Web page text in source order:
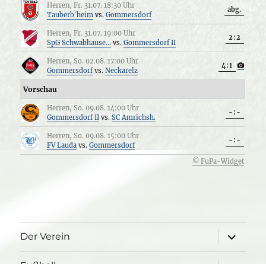
Herren, Fr. 31.07. 18:30 Uhr
Tauberb´heim vs.Gommersdorf
abg.
Herren, Fr. 31.07. 19:00 Uhr
SpG Schwabhause... vs.Gommersdorf II
2:2
Herren, So. 02.08. 17:00 Uhr
Gommersdorfvs.Neckarelz
4:1
Vorschau
Herren, So. 09.08. 14:00 Uhr
Gommersdorf II vs.SC Amrichsh.
-:-
Herren, So. 09.08. 15:00 Uhr
FV Lauda vs.Gommersdorf
-:-
© FuPa-Widget
Der Verein
öffnen